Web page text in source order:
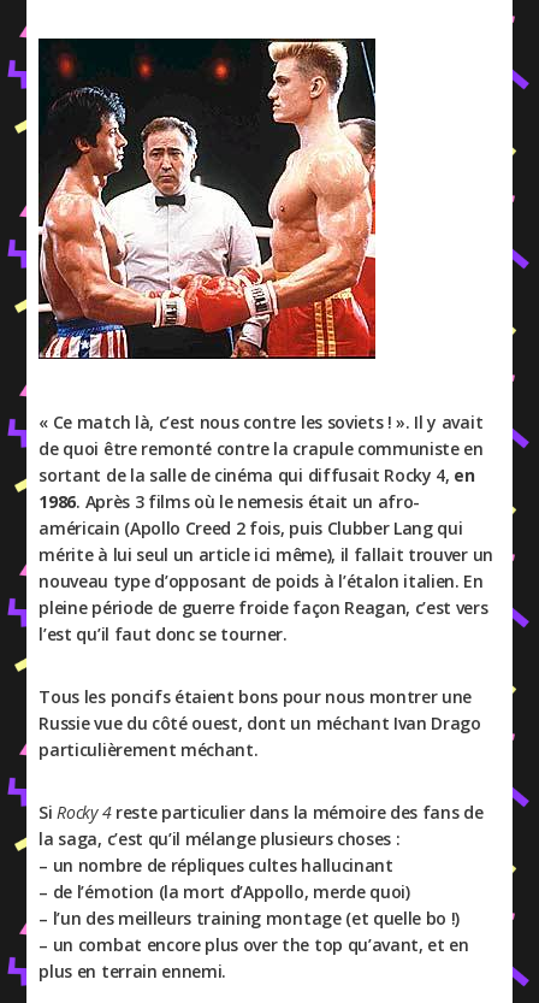
« Ce match là, c’est nous contre les soviets ! ». Il y avait
de quoi être remonté contre la crapule communiste en
sortant de la salle de cinéma qui diffusait Rocky 4, en
1986. Après 3 films où le nemesis était un afro-
américain (Apollo Creed 2 fois, puis Clubber Lang qui
mérite à lui seul un article ici même), il fallait trouver un
nouveau type d’opposant de poids à l’étalon italien. En
pleine période de guerre froide façon Reagan, c’est vers
l’est qu’il faut donc se tourner.
Tous les poncifs étaient bons pour nous montrer une
Russie vue du côté ouest, dont un méchant Ivan Drago
particulièrement méchant.
SiRocky 4reste particulier dans la mémoire des fans de
la saga, c’est qu’il mélange plusieurs choses :
– un nombre de répliques cultes hallucinant
– de l’émotion (la mort d’Appollo, merde quoi)
– l’un des meilleurs training montage (et quelle bo !)
– un combat encore plus over the top qu’avant, et en
plus en terrain ennemi.